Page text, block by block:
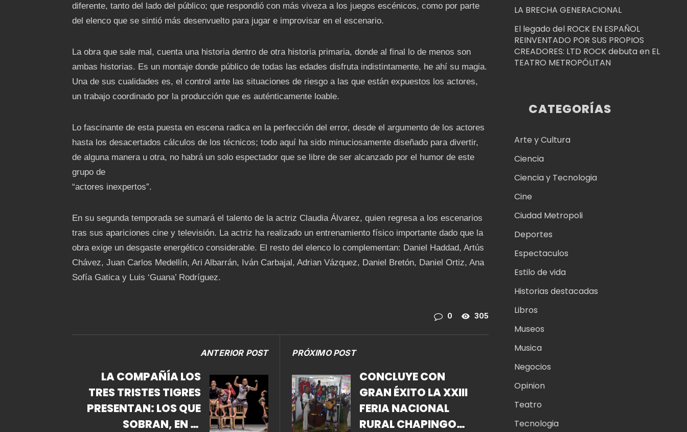
diferente, tanto del lado del público; que respondió con más viveza a los juegos escénicos, como por parte
del elenco que se sintió más desenvuelto para jugar e improvisar en el escenario.
La obra que sale mal, cuenta una historia dentro de otra historia primaria, donde al final lo de menos son
ambas historias. Es un montaje donde público de todas las edades disfruta indistintamente, he ahí su magia.
Una de sus cualidades es, el control ante las situaciones de riesgo a las que están expuestos los actores,
un trabajo coordinado por la producción que es auténticamente loable.
Lo fascinante de esta puesta en escena radica en la perfección del error, desde el argumento de los actores
hasta los desacertados cálculos de los técnicos; todo aquí ha sido minuciosamente diseñado para divertir,
de alguna manera u otra, no habrá un solo espectador que se libre de ser alcanzado por el humor de este
grupo de
“actores inexpertos”.
En su segunda temporada se sumará el talento de la actriz Claudia Álvarez, quien regresa a los escenarios
tras sus apariciones cine y televisión. La actriz ha realizado un entrenamiento físico importante dado que la
obra exige un desgaste energético considerable. El resto del elenco lo complementan: Daniel Haddad, Artús
Chávez, Juan Carlos Medellín, Ari Albarrán, Iván Carbajal, Adrian Vázquez, Daniel Bretón, Daniel Ortiz, Ana
Sofía Gatica y Luis ‘Guana’ Rodríguez.
0 305
ANTERIOR POST
LA COMPAÑÍA LOS
TRES TRISTES TIGRES
PRESENTAN: LOS QUE
SOBRAN, EN EL
PRÓXIMO POST
CONCLUYE CON
GRAN ÉXITO LA XXIII
FERIA NACIONAL
RURAL CHAPINGO
LA BRECHA GENERACIONAL
El legado del ROCK EN ESPAÑOL
REINVENTADO POR SUS PROPIOS
CREADORES: LTD ROCK debuta en EL
TEATRO METROPÓLITAN
CATEGORÍAS
Arte y Cultura
Ciencia
Ciencia y Tecnologia
Cine
Ciudad Metropoli
Deportes
Espectaculos
Estilo de vida
Historias destacadas
Libros
Museos
Musica
Negocios
Opinion
Teatro
Tecnologia